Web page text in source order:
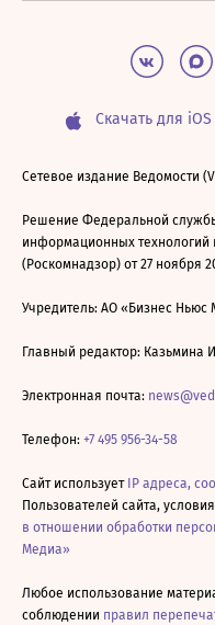
Скачать для iOS
Сетевое издание Ведомости
Решение Федеральной
информационных технологий
(Роскомнадзор) от 27 ноября
Учредитель: АО «Бизнес Ньюс
Главный редактор: Казьмина
Электронная почта:
Телефон: +7 495 956-34-58
Сайт использует IP адреса,
Пользователей сайта,
в отношении обработки
Медиа»
Любое использование
соблюдении правил